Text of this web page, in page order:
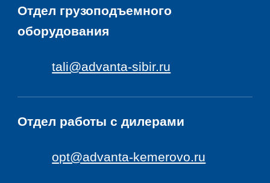
Отдел грузоподъемного
оборудования
tali@advanta-sibir.ru
Отдел работы с дилерами
opt@advanta-kemerovo.ru